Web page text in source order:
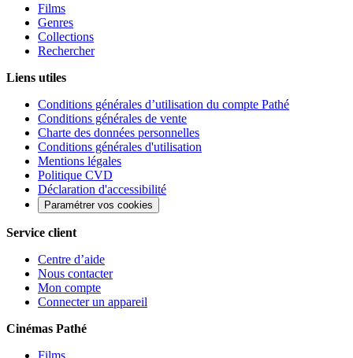
Films
Genres
Collections
Rechercher
Liens utiles
Conditions générales d’utilisation du compte Pathé
Conditions générales de vente
Charte des données personnelles
Conditions générales d'utilisation
Mentions légales
Politique CVD
Déclaration d'accessibilité
Paramétrer vos cookies
Service client
Centre d’aide
Nous contacter
Mon compte
Connecter un appareil
Cinémas Pathé
Films